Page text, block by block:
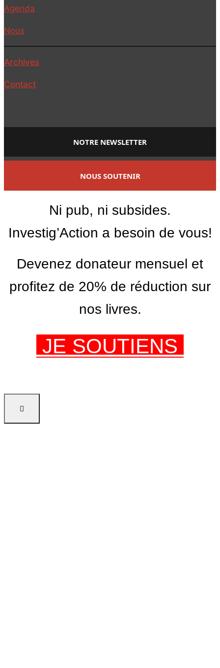
Agenda
Nous
Archives
Contact
NOTRE NEWSLETTER
NOUS SOUTENIR
Ni pub, ni subsides.
Investig’Action a besoin de vous!
Devenez donateur mensuel et
profitez de 20% de réduction sur
nos livres.
JE SOUTIENS